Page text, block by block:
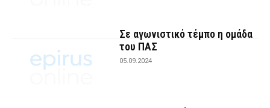
Σε αγωνιστικό τέμπο η ομάδα
του ΠΑΣ
05.09.2024